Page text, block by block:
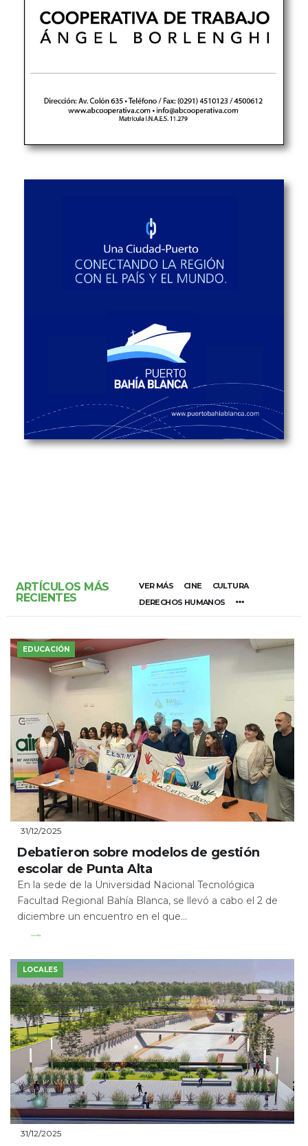
ARTÍCULOS MÁS
RECIENTES
VER MÁS CINE
CULTURA
DERECHOS HUMANOS
EDUCACIÓN
31/12/2025
Debatieron sobre modelos de gestión
escolar de Punta Alta
En la sede de la Universidad Nacional Tecnológica
Facultad Regional Bahía Blanca, se llevó a cabo el 2 de
diciembre un encuentro en el que...
Leer Más
LOCALES
31/12/2025